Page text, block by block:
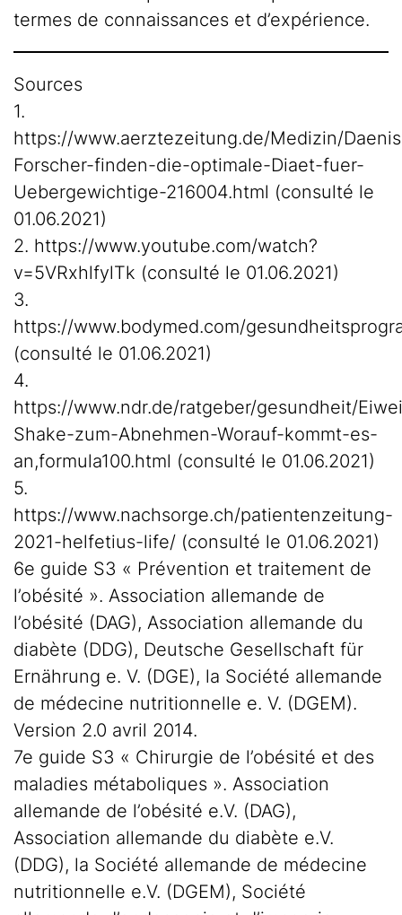
termes de connaissances et d’expérience.
Sources
1.
https://www.aerztezeitung.de/Medizin/
Forscher-finden-die-optimale-Diaet-fuer-
Uebergewichtige-216004.html (consulté le
01.06.2021)
2. https://www.youtube.com/watch?
v=5VRxhlfylTk (consulté le 01.06.2021)
3.
https://www.bodymed.com/
(consulté le 01.06.2021)
4.
https://www.ndr.de/ratgeber/gesundheit/
Shake-zum-Abnehmen-Worauf-kommt-es-
an,formula100.html (consulté le 01.06.2021)
5.
https://www.nachsorge.ch/patientenzeitung-
2021-helfetius-life/ (consulté le 01.06.2021)
6e guide S3 « Prévention et traitement de
l’obésité ». Association allemande de
l’obésité (DAG), Association allemande du
diabète (DDG), Deutsche Gesellschaft für
Ernährung e. V. (DGE), la Société allemande
de médecine nutritionnelle e. V. (DGEM).
Version 2.0 avril 2014.
7e guide S3 « Chirurgie de l’obésité et des
maladies métaboliques ». Association
allemande de l’obésité e.V. (DAG),
Association allemande du diabète e.V.
(DDG), la Société allemande de médecine
nutritionnelle e.V. (DGEM), Société